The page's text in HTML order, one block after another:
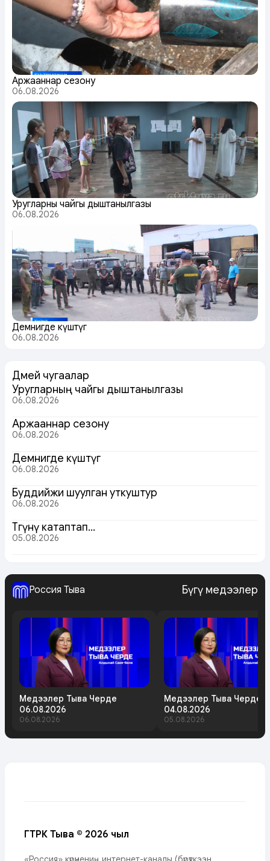
Аржааннар сезону
06.08.2026
Уругларның чайгы дыштанылгазы
06.08.2026
Демнигде күштүг
06.08.2026
Дөмей чугаалар
Уругларның чайгы дыштанылгазы
06.08.2026
Аржааннар сезону
06.08.2026
Демнигде күштүг
06.08.2026
Буддийжи шуулган уткуштур
06.08.2026
Төөгүнү катаптап…
05.08.2026
Россия Тыва Бүгү медээлер
Медээлер Тыва Черде
06.08.2026
06.08.2026
Медээлер Тыва Черде
04.08.2026
05.08.2026
ГТРК Тыва © 2026 чыл